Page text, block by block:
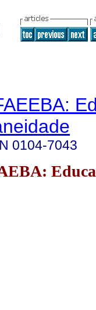
0104-7043